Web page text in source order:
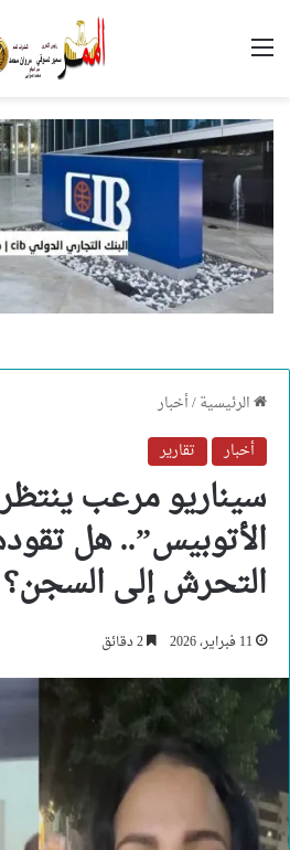
القائمة
الرئيسية/أخبار
أخبار
تقارير
سيناريو مرعب
الأتوبيس”.. هل
التحرش إلى السجن؟
11 فبراير، 2026